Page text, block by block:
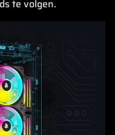
te volgen.